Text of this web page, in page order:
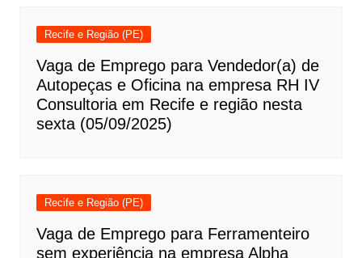
Recife e Região (PE)
Vaga de Emprego para Vendedor(a) de
Autopeças e Oficina na empresa RH IV
Consultoria em Recife e região nesta
sexta (05/09/2025)
Recife e Região (PE)
Vaga de Emprego para Ferramenteiro
sem experiência na empresa Alpha